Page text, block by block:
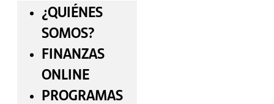
¿QUIÉNES
SOMOS?
FINANZAS
ONLINE
PROGRAMAS